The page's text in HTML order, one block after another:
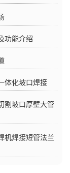
功能介绍
体化坡口焊接
割坡口厚壁大管
机焊接短管法兰